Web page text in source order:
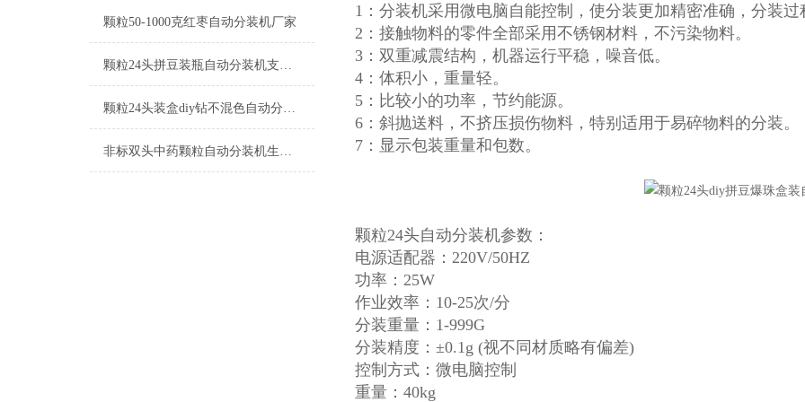
颗粒50-1000克红枣自动分装机厂家
颗粒24头拼豆装瓶自动分装机支持定制
颗粒24头装盒diy钻不混色自动分装机工厂生产
非标双头中药颗粒自动分装机生产厂家
1：分装机采用微电脑自能控制，使分装更加精密准确，分装过
2：接触物料的零件全部采用不锈钢材料，不污染物料。
3：双重减震结构，机器运行平稳，噪音低。
4：体积小，重量轻。
5：比较小的功率，节约能源。
6：斜抛送料，不挤压损伤物料，特别适用于易碎物料的分装。
7：显示包装重量和包数。
颗粒24头自动分装机参数：
电源适配器：220V/50HZ
功率：25W
作业效率：10-25次/分
分装重量：1-999G
分装精度：±0.1g (视不同材质略有偏差)
控制方式：微电脑控制
重量：40kg